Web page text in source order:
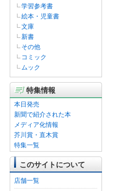
学習参考書
絵本・児童書
文庫
新書
その他
コミック
ムック
特集情報
本日発売
新聞で紹介された本
メディア化情報
芥川賞・直木賞
特集一覧
このサイトについて
店舗一覧